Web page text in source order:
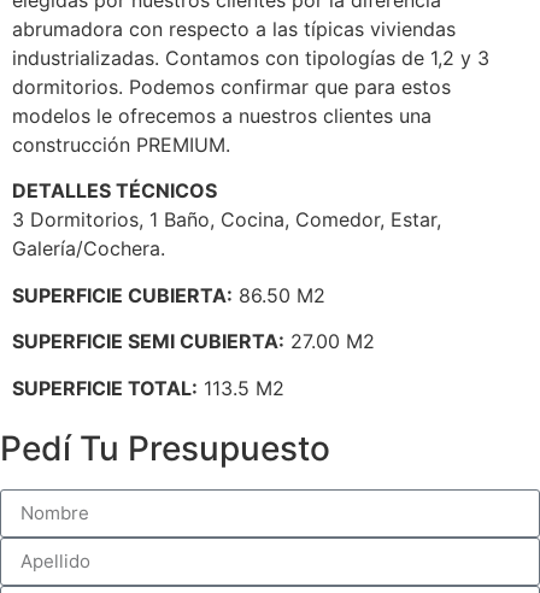
abrumadora con respecto a las típicas viviendas
industrializadas. Contamos con tipologías de 1,2 y 3
dormitorios. Podemos confirmar que para estos
modelos le ofrecemos a nuestros clientes una
construcción PREMIUM.
DETALLES TÉCNICOS
3 Dormitorios, 1 Baño, Cocina, Comedor, Estar,
Galería/Cochera.
SUPERFICIE CUBIERTA: 86.50 M2
SUPERFICIE SEMI CUBIERTA: 27.00 M2
SUPERFICIE TOTAL: 113.5 M2
Pedí Tu Presupuesto